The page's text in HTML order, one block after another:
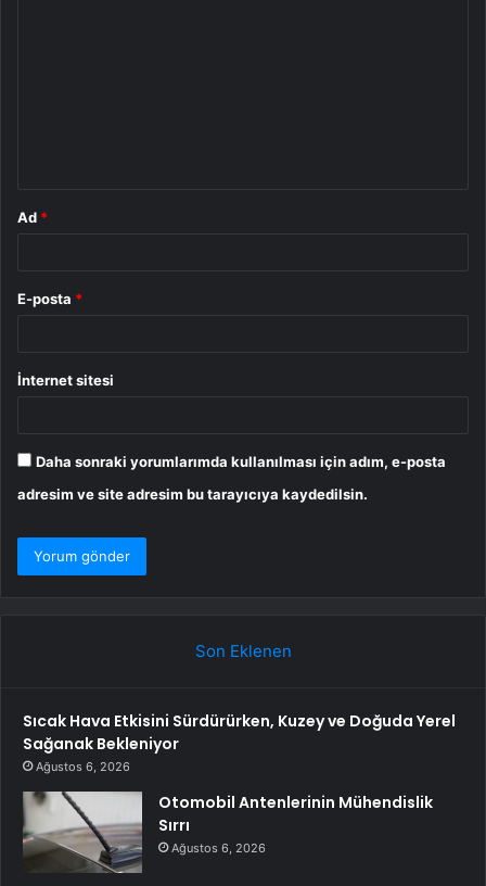
Ad *
E-posta *
İnternet sitesi
Daha sonraki yorumlarımda kullanılması için adım, e-posta
adresim ve site adresim bu tarayıcıya kaydedilsin.
Son Eklenen
Sıcak Hava Etkisini Sürdürürken, Kuzey ve Doğuda Yerel
Sağanak Bekleniyor
Ağustos 6, 2026
Otomobil Antenlerinin Mühendislik
Sırrı
Ağustos 6, 2026